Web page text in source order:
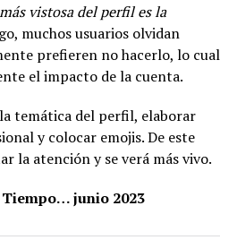
vistosa del perfil es la
muchos usuarios olvidan
prefieren no hacerlo, lo cual
el impacto de la cuenta.
temática del perfil, elaborar
y colocar emojis. De este
la atención y se verá más vivo.
junio 2023